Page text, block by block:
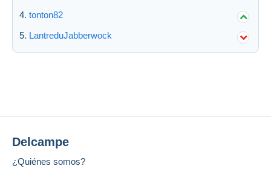
tonton82
LantreduJabberwock
Delcampe
¿Quiénes somos?